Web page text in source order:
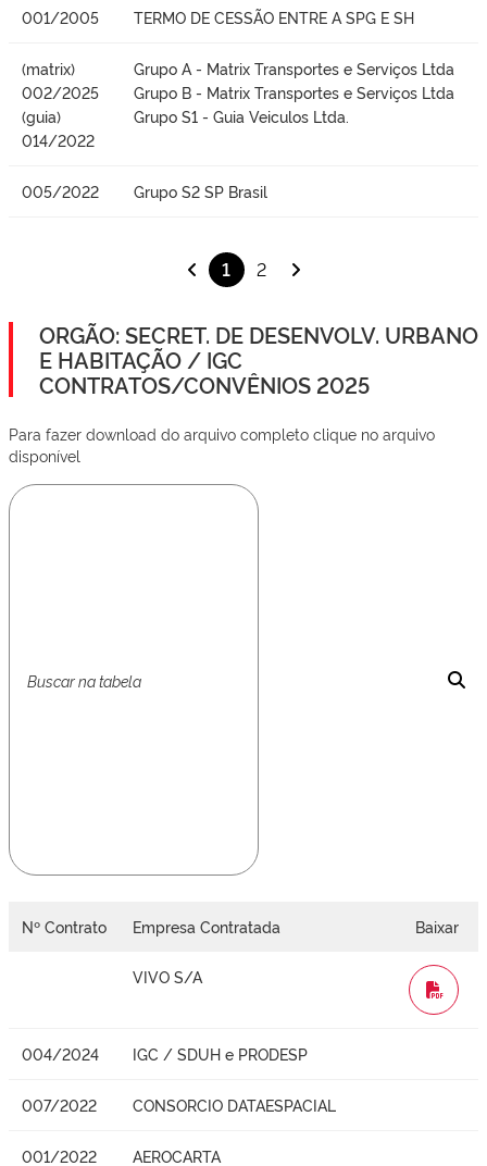
001/2005 TERMO DE CESSÃO ENTRE A SPG E SH
(matrix)
002/2025
(guia)
014/2022
Grupo A - Matrix Transportes e Serviços Ltda
Grupo B - Matrix Transportes e Serviços Ltda
Grupo S1 - Guia Veiculos Ltda.
005/2022 Grupo S2 SP Brasil
1 2
ORGÃO: SECRET. DE DESENVOLV. URBANO
E HABITAÇÃO / IGC
CONTRATOS/CONVÊNIOS 2025
Para fazer download do arquivo completo clique no arquivo
disponível
Nº Contrato Empresa Contratada Baixar
VIVO S/A
WORD
004/2024 IGC / SDUH e PRODESP
007/2022 CONSORCIO DATAESPACIAL
001/2022 AEROCARTA